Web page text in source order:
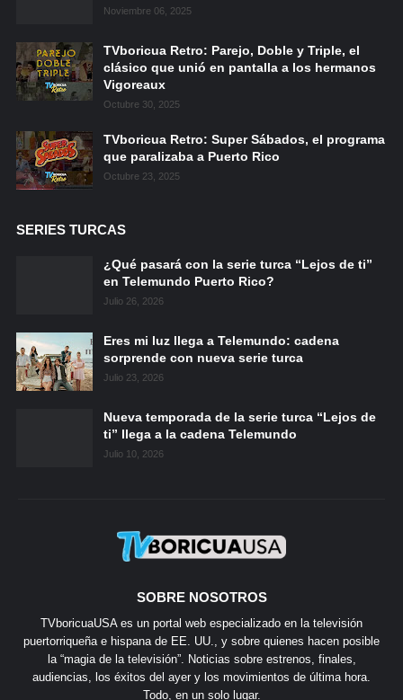
Noviembre 06, 2025
TVboricua Retro: Parejo, Doble y Triple, el
clásico que unió en pantalla a los hermanos
Vigoreaux
Octubre 30, 2025
TVboricua Retro: Super Sábados, el programa
que paralizaba a Puerto Rico
Octubre 23, 2025
SERIES TURCAS
¿Qué pasará con la serie turca “Lejos de ti”
en Telemundo Puerto Rico?
Julio 26, 2026
Eres mi luz llega a Telemundo: cadena
sorprende con nueva serie turca
Julio 23, 2026
Nueva temporada de la serie turca “Lejos de
ti” llega a la cadena Telemundo
Julio 10, 2026
SOBRE NOSOTROS
TVboricuaUSA es un portal web especializado en la televisión
puertorriqueña e hispana de EE. UU., y sobre quienes hacen posible
la “magia de la televisión”. Noticias sobre estrenos, finales,
audiencias, los éxitos del ayer y los movimientos de última hora.
Todo, en un solo lugar.